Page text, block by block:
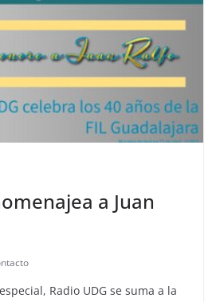
a Juan
Radio UDG se suma a la